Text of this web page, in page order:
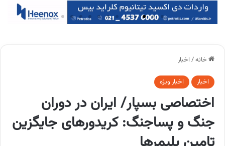
خانه/ اخبار
اخبار اخبار ویژه
اختصاصی بسپار/ ایران در دوران
جنگ و پساجنگ: کریدورهای جایگزین